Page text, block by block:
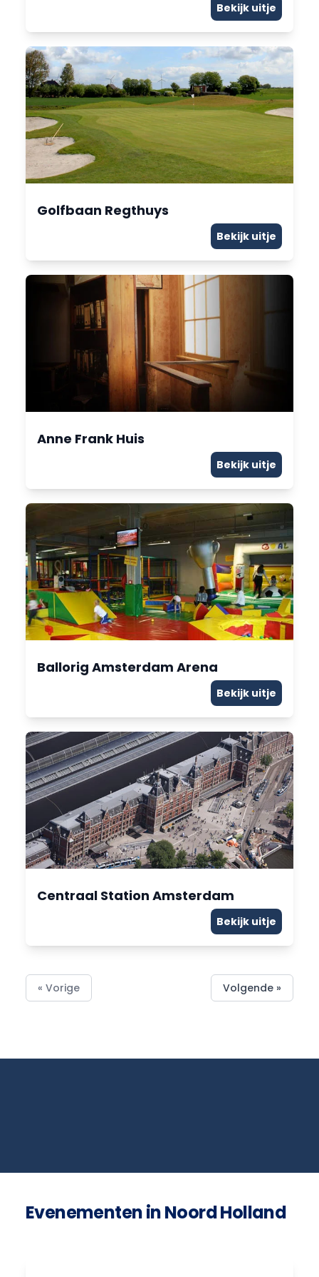
Bekijk uitje
Golfbaan Regthuys
Bekijk uitje
Anne Frank Huis
Bekijk uitje
Ballorig Amsterdam Arena
Bekijk uitje
Centraal Station Amsterdam
Bekijk uitje
« Vorige Volgende »
Evenementen in Noord Holland